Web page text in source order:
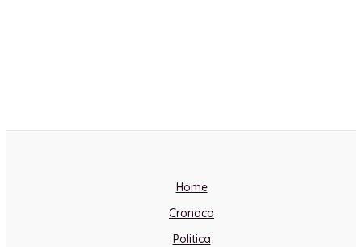
Home
Cronaca
Politica